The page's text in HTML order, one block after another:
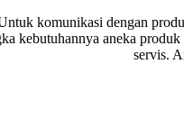
komunikasi dengan
kebutuhannya aneka
servis.